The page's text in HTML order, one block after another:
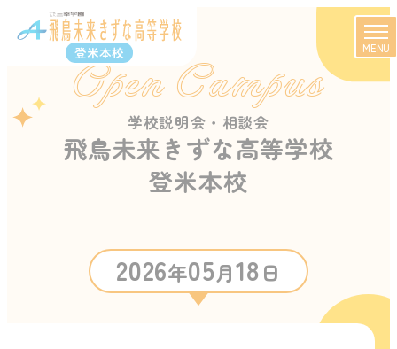
登米本校 MENU
Open Campus
学校説明会・相談会
飛鳥未来きずな高等学校
登米本校
2026年05月18日